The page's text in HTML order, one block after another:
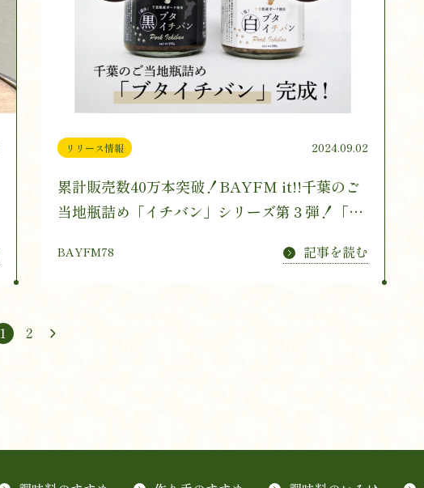
リリース情報 2024.09.02
累計販売数40万本突破！BAYFM it!!千葉のご
当地瓶詰め「イチバン」シリーズ第３弾！「ブ
BAYFM78 記事を読む
1 2